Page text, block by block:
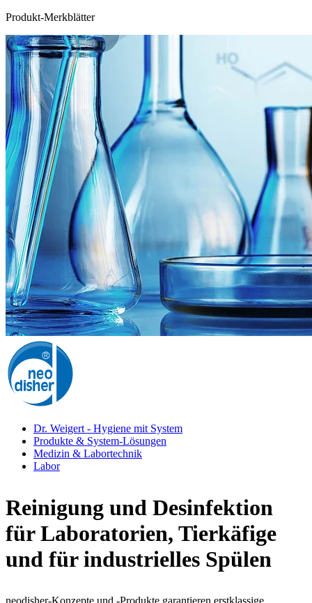
Produkt-Merkblätter
Dr. Weigert - Hygiene mit System
Produkte & System-Lösungen
Medizin & Labortechnik
Labor
Reinigung und Desinfektion
für Laboratorien, Tierkäfige
und für industrielles Spülen
neodisher-Konzepte und -Produkte garantieren erstklassige